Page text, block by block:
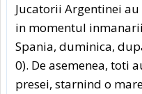
Jucatorii Argentinei
in momentul
Spania, duminica,
0). De asemenea, toti
presei, starnind o